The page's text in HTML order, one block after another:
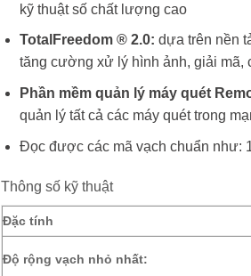
kỹ thuật số chất lượng cao
TotalFreedom ® 2.0: dựa trên nền
tăng cường xử lý hình ảnh, giải mã,
Phần mềm quản lý máy quét
quản lý tất cả các máy quét trong
Đọc được các mã vạch chuẩn như:
Thông số kỹ thuật
Đặc tính
Độ rộng vạch nhỏ nhất: